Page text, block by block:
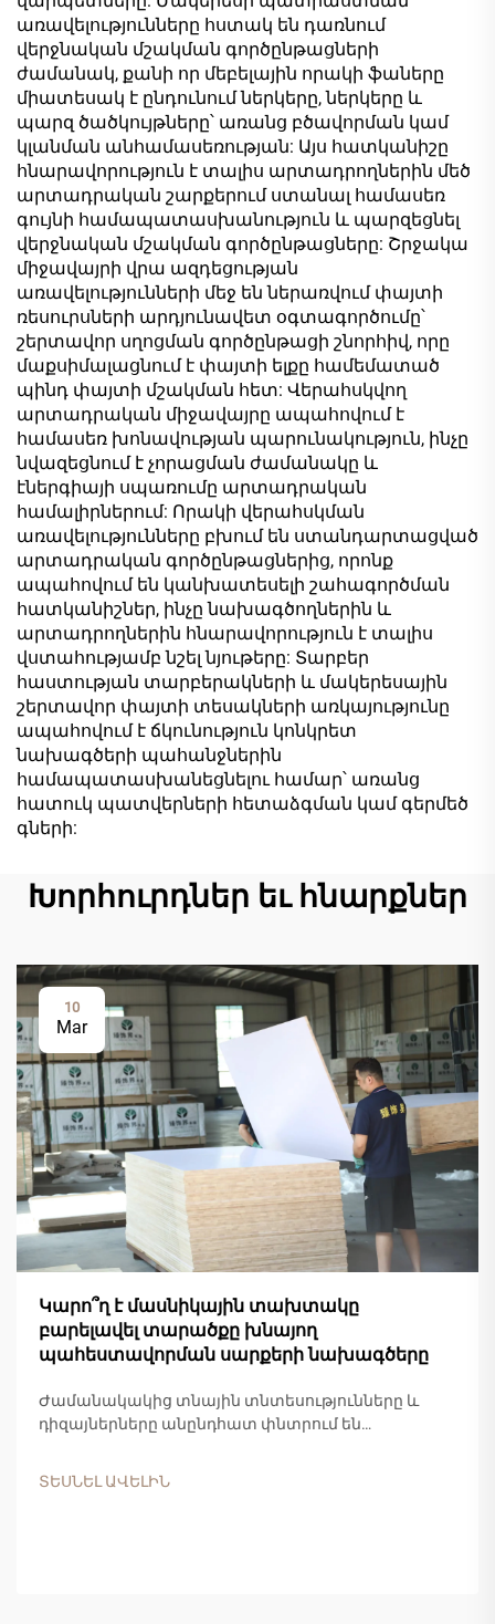
առավելությունները հստակ են դառնում
վերջնական մշակման գործընթացների
ժամանակ, քանի որ մեբելային որակի ֆաները
միատեսակ է ընդունում ներկերը, ներկերը և
պարզ ծածկույթները՝ առանց բծավորման կամ
կլանման անհամասեռության: Այս հատկանիշը
հնարավորություն է տալիս արտադրողներին մեծ
արտադրական շարքերում ստանալ համասեռ
գույնի համապատասխանություն և պարզեցնել
վերջնական մշակման գործընթացները: Շրջակա
միջավայրի վրա ազդեցության
առավելությունների մեջ են ներառվում փայտի
ռեսուրսների արդյունավետ օգտագործումը՝
շերտավոր սղոցման գործընթացի շնորհիվ, որը
մաքսիմալացնում է փայտի ելքը համեմատած
պինդ փայտի մշակման հետ: Վերահսկվող
արտադրական միջավայրը ապահովում է
համասեռ խոնավության պարունակություն, ինչը
նվազեցնում է չորացման ժամանակը և
էներգիայի սպառումը արտադրական
համալիրներում: Որակի վերահսկման
առավելությունները բխում են ստանդարտացված
արտադրական գործընթացներից, որոնք
ապահովում են կանխատեսելի շահագործման
հատկանիշներ, ինչը նախագծողներին և
արտադրողներին հնարավորություն է տալիս
վստահությամբ նշել նյութերը: Տարբեր
հաստության տարբերակների և մակերեսային
շերտավոր փայտի տեսակների առկայությունը
ապահովում է ճկունություն կոնկրետ
նախագծերի պահանջներին
համապատասխանեցնելու համար՝ առանց
հատուկ պատվերների հետաձգման կամ գերմեծ
գների:
Խորհուրդներ եւ հնարքներ
10
Mar
Կարո՞ղ է մասնիկային տախտակը
բարելավել տարածքը խնայող
պահեստավորման սարքերի նախագծերը
Ժամանակակից տնային տնտեսությունները և
դիզայներները անընդհատ փնտրում են
հարմարավետությունը,
բազմաֆունկցիոնալությունը և
ՏԵՍՆԵԼ ԱՎԵԼԻՆ